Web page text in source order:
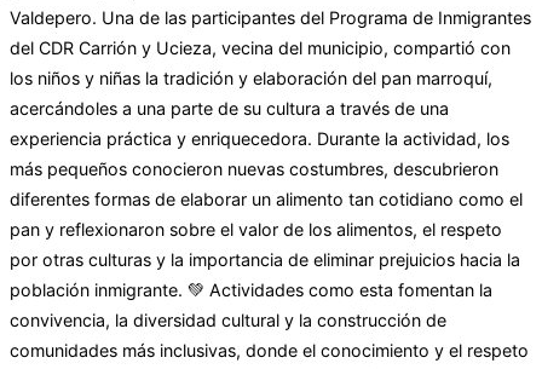
Valdepero. Una de las participantes del Programa de Inmigrantes
del CDR Carrión y Ucieza, vecina del municipio, compartió con
los niños y niñas la tradición y elaboración del pan marroquí,
acercándoles a una parte de su cultura a través de una
experiencia práctica y enriquecedora. Durante la actividad, los
más pequeños conocieron nuevas costumbres, descubrieron
diferentes formas de elaborar un alimento tan cotidiano como el
pan y reflexionaron sobre el valor de los alimentos, el respeto
por otras culturas y la importancia de eliminar prejuicios hacia la
población inmigrante. 💚 Actividades como esta fomentan la
convivencia, la diversidad cultural y la construcción de
comunidades más inclusivas, donde el conocimiento y el respeto